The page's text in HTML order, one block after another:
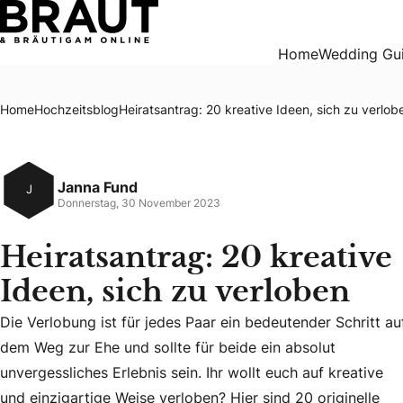
Heiratsantrag: 20 kreative Ideen, sich zu verloben
HomeWedding
HomeHochzeitsblogHeiratsantrag: 20 kreative Ideen, sich zu
J Janna Fund
Donnerstag, 30 November 2023
Heiratsantrag: 20 kreative
Ideen, sich zu verloben
Die Verlobung ist für jedes Paar ein bedeutender Schritt
Die Verlobung ist für jedes Paar ein bedeutender Schritt
dem Weg zur Ehe und sollte für beide ein absolut
unvergessliches Erlebnis sein. Ihr wollt euch auf kreative
und einzigartige Weise verloben? Hier sind 20 originelle